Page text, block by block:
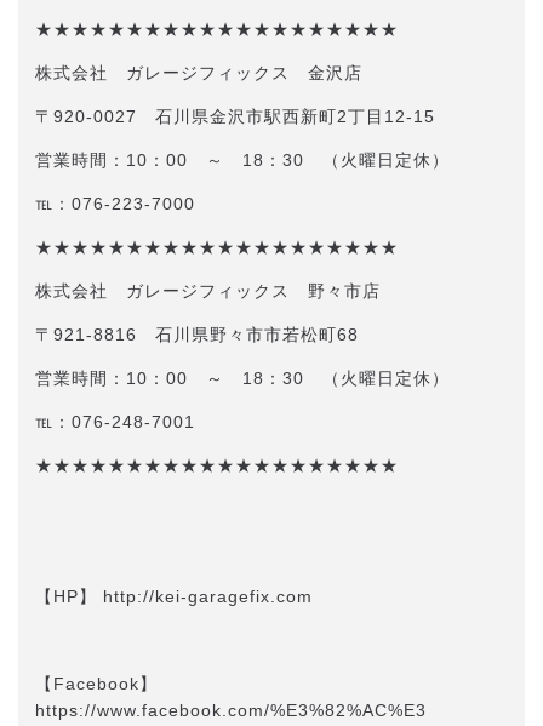
★★★★★★★★★★★★★★★★★★★★
株式会社 ガレージフィックス 金沢店
〒920-0027 石川県金沢市駅西新町2丁目12-15
営業時間：10：00 ～ 18：30 （火曜日定休）
℡：076-223-7000
★★★★★★★★★★★★★★★★★★★★
株式会社 ガレージフィックス 野々市店
〒921-8816 石川県野々市市若松町68
営業時間：10：00 ～ 18：30 （火曜日定休）
℡：076-248-7001
★★★★★★★★★★★★★★★★★★★★
【HP】 http://kei-garagefix.com​​
【Facebook】
https://www.facebook.com/%E3%82%AC%E3